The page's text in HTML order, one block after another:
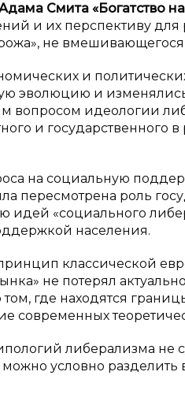
Смита «Богатство
и их перспективу для
не
и
эволюцию и
идеологии
и государственного
на социальную
пересмотрена роль
«социального
населения.
классической
не потерял
где находятся
современных
либерализма не
условно разделить